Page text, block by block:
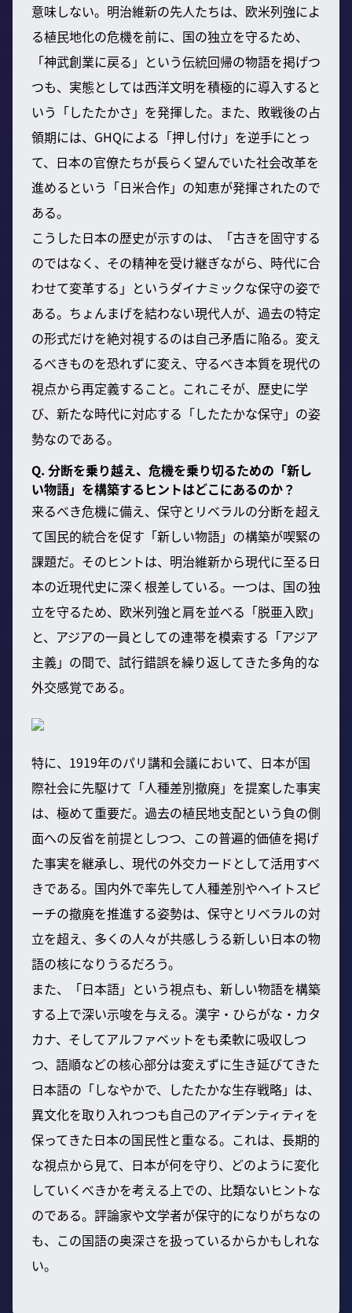
意味しない。明治維新の先人たちは、欧米列強によ
る植民地化の危機を前に、国の独立を守るため、
「神武創業に戻る」という伝統回帰の物語を掲げつ
つも、実態としては西洋文明を積極的に導入すると
いう「したたかさ」を発揮した。また、敗戦後の占
領期には、GHQによる「押し付け」を逆手にとっ
て、日本の官僚たちが長らく望んでいた社会改革を
進めるという「日米合作」の知恵が発揮されたので
ある。
こうした日本の歴史が示すのは、「古きを固守する
のではなく、その精神を受け継ぎながら、時代に合
わせて変革する」というダイナミックな保守の姿で
ある。ちょんまげを結わない現代人が、過去の特定
の形式だけを絶対視するのは自己矛盾に陥る。変え
るべきものを恐れずに変え、守るべき本質を現代の
視点から再定義すること。これこそが、歴史に学
び、新たな時代に対応する「したたかな保守」の姿
勢なのである。
Q. 分断を乗り越え、危機を乗り切るための「新し
い物語」を構築するヒントはどこにあるのか？
来るべき危機に備え、保守とリベラルの分断を超え
て国民的統合を促す「新しい物語」の構築が喫緊の
課題だ。そのヒントは、明治維新から現代に至る日
本の近現代史に深く根差している。一つは、国の独
立を守るため、欧米列強と肩を並べる「脱亜入欧」
と、アジアの一員としての連帯を模索する「アジア
主義」の間で、試行錯誤を繰り返してきた多角的な
外交感覚である。
特に、1919年のパリ講和会議において、日本が国
際社会に先駆けて「人種差別撤廃」を提案した事実
は、極めて重要だ。過去の植民地支配という負の側
面への反省を前提としつつ、この普遍的価値を掲げ
た事実を継承し、現代の外交カードとして活用すべ
きである。国内外で率先して人種差別やヘイトスピ
ーチの撤廃を推進する姿勢は、保守とリベラルの対
立を超え、多くの人々が共感しうる新しい日本の物
語の核になりうるだろう。
また、「日本語」という視点も、新しい物語を構築
する上で深い示唆を与える。漢字・ひらがな・カタ
カナ、そしてアルファベットをも柔軟に吸収しつ
つ、語順などの核心部分は変えずに生き延びてきた
日本語の「しなやかで、したたかな生存戦略」は、
異文化を取り入れつつも自己のアイデンティティを
保ってきた日本の国民性と重なる。これは、長期的
な視点から見て、日本が何を守り、どのように変化
していくべきかを考える上での、比類ないヒントな
のである。評論家や文学者が保守的になりがちなの
も、この国語の奥深さを扱っているからかもしれな
い。